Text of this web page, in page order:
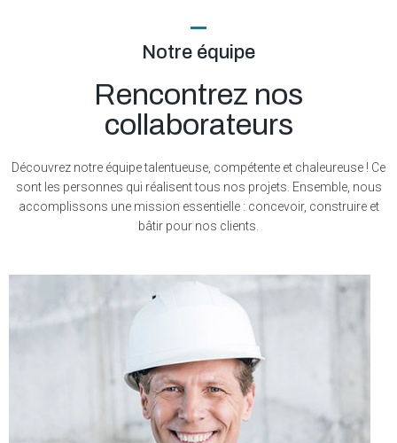
Notre équipe
Rencontrez nos
collaborateurs
Découvrez notre équipe talentueuse, compétente et chaleureuse ! Ce
sont les personnes qui réalisent tous nos projets. Ensemble, nous
accomplissons une mission essentielle : concevoir, construire et
bâtir pour nos clients.